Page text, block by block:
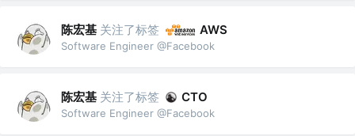
陈宏基 关注了标签 AWS
Software Engineer @Facebook
陈宏基 关注了标签 CTO
Software Engineer @Facebook